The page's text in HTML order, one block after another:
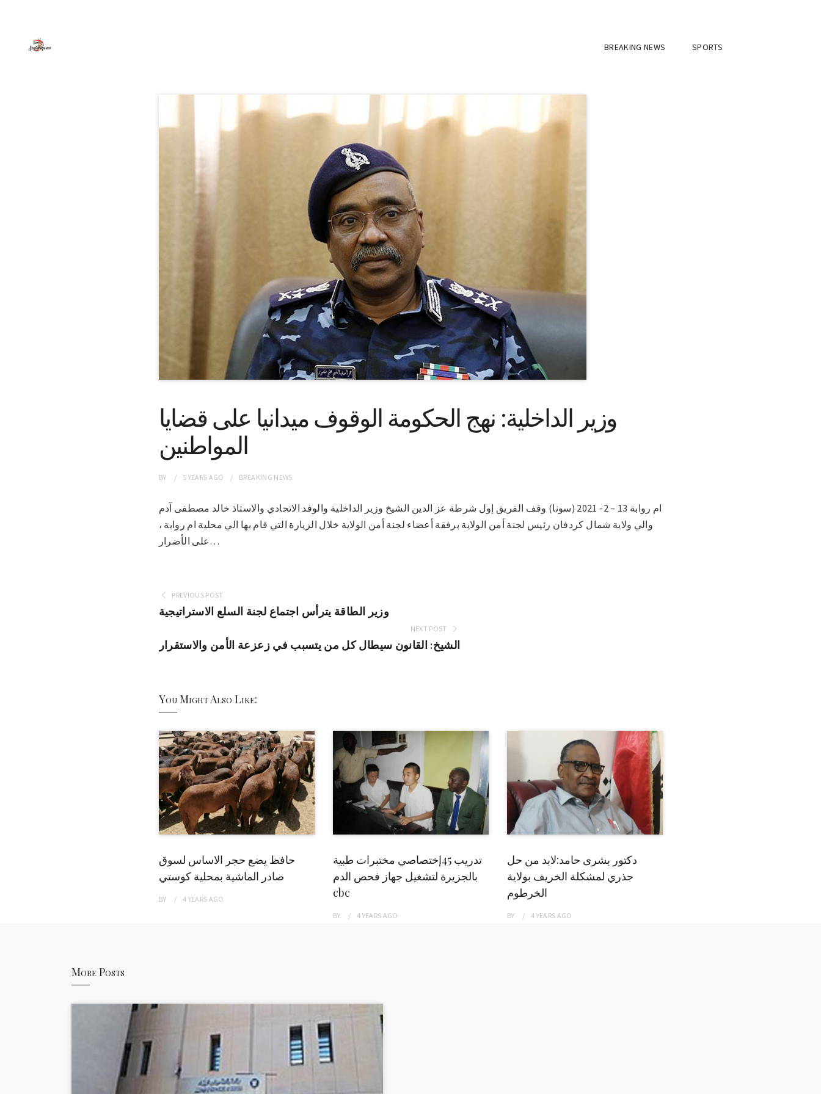
BREAKING NEWS SPORTS
وزير الداخلية: نهج الحكومة الوقوف ميدانيا على قضايا
المواطنين
BY 5 YEARS AGO BREAKING NEWS
ام روابة 13 – 2- 2021 (سونا) وقف الفريق إول شرطة عز الدين الشيخ وزير الداخلية والوفد الاتحادي والاستاذ خالد مصطفى آدم
والي ولاية شمال كردفان رئيس لجنة أمن الولاية برفقة أعضاء لجنة أمن الولاية خلال الزيارة التي قام بها الي محلية ام روابة ،
على الأضرار…
PREVIOUS POST
وزير الطاقة يترأس اجتماع لجنة السلع الاستراتيجية
NEXT POST
الشيخ: القانون سيطال كل من يتسبب في زعزعة الأمن والاستقرار
You Might Also Like:
حافظ يضع حجر الاساس لسوق
صادر الماشية بمحلية كوستي
BY 4 YEARS AGO
تدريب 45إختصاصي مختبرات طبية
بالجزيرة لتشغيل جهاز فحص الدم
cbc
BY 4 YEARS AGO
دكتور بشرى حامد:لابد من حل
جذري لمشكلة الخريف بولاية
الخرطوم
BY 4 YEARS AGO
More Posts